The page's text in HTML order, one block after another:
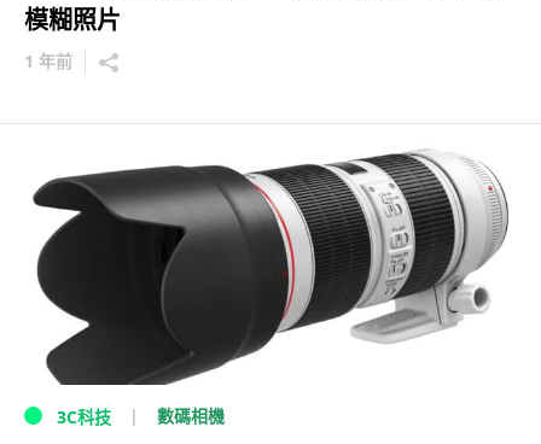
模糊照片
1 年前
3C科技 數碼相機